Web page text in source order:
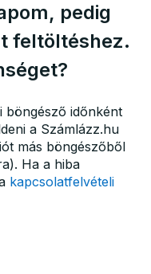
pedig
feltöltéshez.
böngésző időnként
a Számlázz.hu
más böngészőből
Ha a hiba
kapcsolatfelvételi